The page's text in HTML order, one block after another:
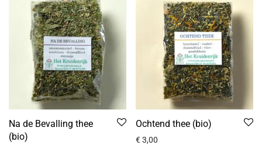
Na de Bevalling thee
(bio)
Ochtend thee (bio)
€3,00